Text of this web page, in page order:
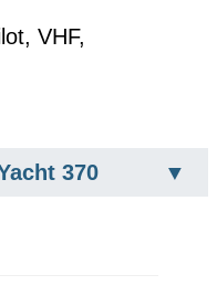
VHF,
370